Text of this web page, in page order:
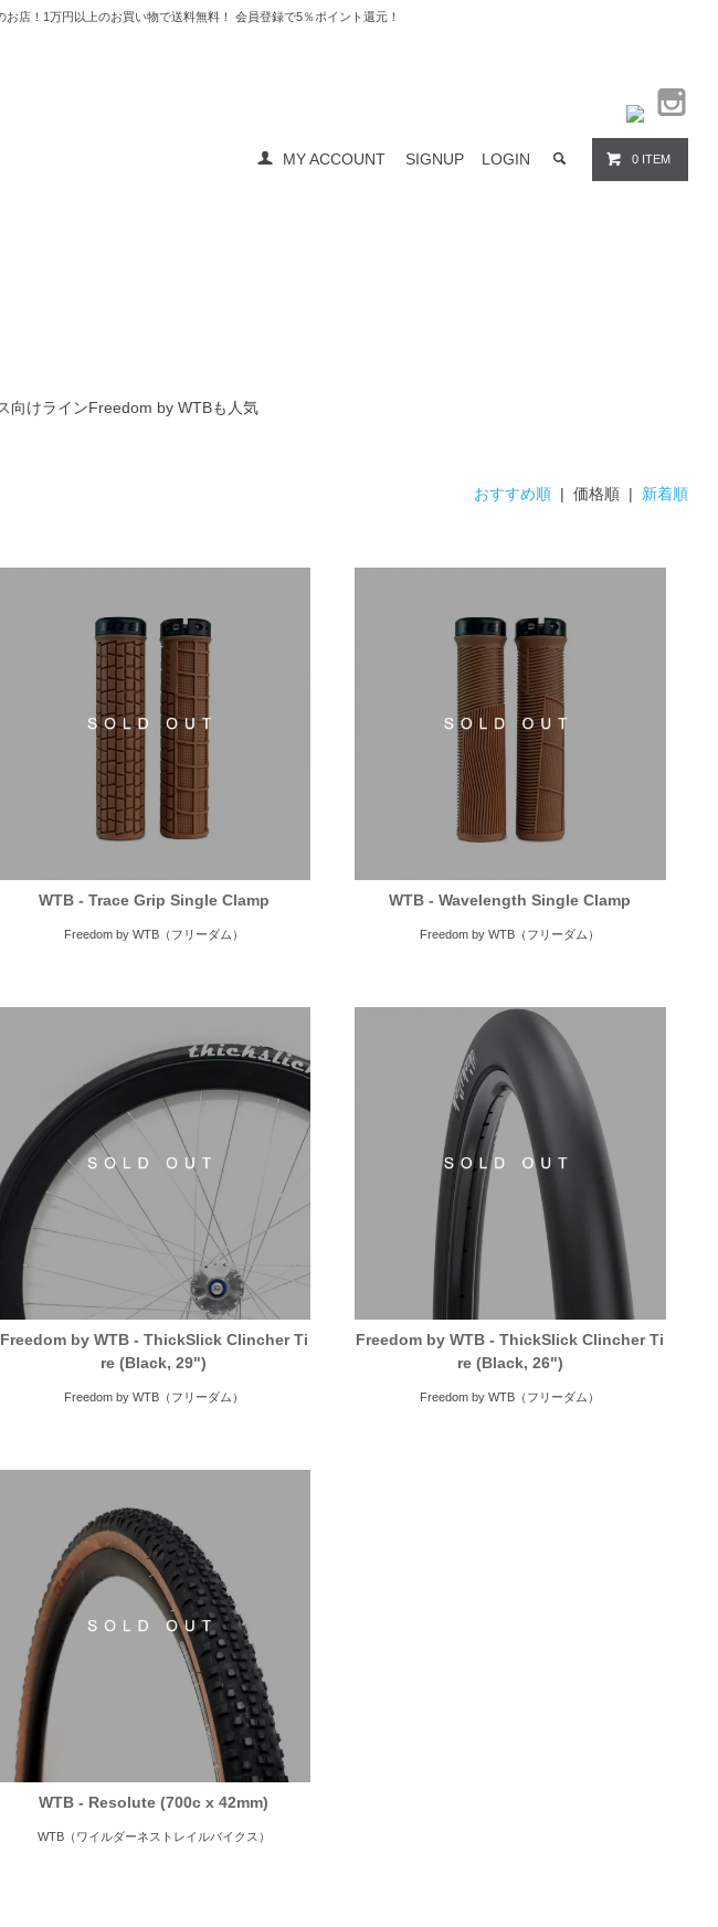
店！1万円以上のお買い物で送料無料！ 会員登録で5％ポイント還元！
MY ACCOUNT SIGNUP LOGIN 0 ITEM
向けラインFreedom by WTBも人気
おすすめ順 | 価格順 | 新着順
WTB - Trace Grip Single Clamp
Freedom by WTB（フリーダム）
WTB - Wavelength Single Clamp
Freedom by WTB（フリーダム）
Freedom by WTB - ThickSlick Clincher Ti
re (Black, 29")
Freedom by WTB（フリーダム）
Freedom by WTB - ThickSlick Clincher Ti
re (Black, 26")
Freedom by WTB（フリーダム）
WTB - Resolute (700c x 42mm)
WTB（ワイルダーネストレイルバイクス）